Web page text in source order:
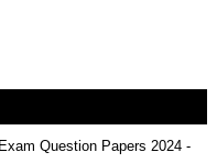
Question Papers 2024 -